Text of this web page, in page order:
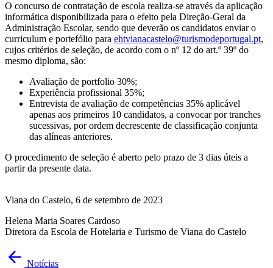
O concurso de contratação de escola realiza-se através da aplicação
informática disponibilizada para o efeito pela Direção-Geral da
Administração Escolar, sendo que deverão os candidatos enviar o
curriculum e portefólio para ehtvianacastelo@turismodeportugal.pt,
cujos critérios de seleção, de acordo com o nº 12 do art.º 39º do
mesmo diploma, são:
Avaliação de portfolio 30%;
Experiência profissional 35%;
Entrevista de avaliação de competências 35% aplicável
apenas aos primeiros 10 candidatos, a convocar por tranches
sucessivas, por ordem decrescente de classificação conjunta
das alíneas anteriores.
O procedimento de seleção é aberto pelo prazo de 3 dias úteis a
partir da presente data.
Viana do Castelo, 6 de setembro de 2023
Helena Maria Soares Cardoso
Diretora da Escola de Hotelaria e Turismo de Viana do Castelo
Notícias